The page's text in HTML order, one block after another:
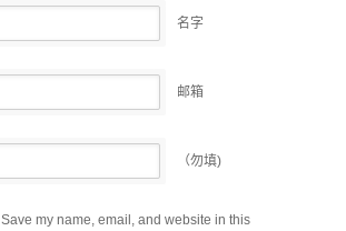
名字
邮箱
（勿填)
Save my name, email, and website in this